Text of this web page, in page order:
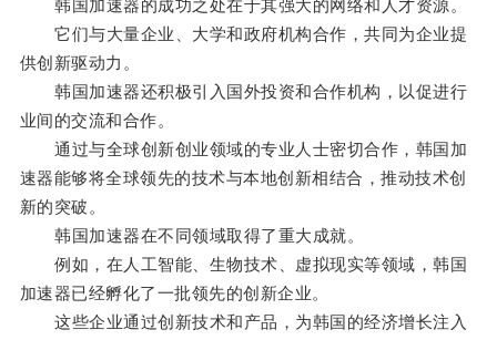
韩国加速器的成功之处在于其强大的网络和人才资源。
它们与大量企业、大学和政府机构合作，共同为企业提
供创新驱动力。
韩国加速器还积极引入国外投资和合作机构，以促进行
业间的交流和合作。
通过与全球创新创业领域的专业人士密切合作，韩国加
速器能够将全球领先的技术与本地创新相结合，推动技术创
新的突破。
韩国加速器在不同领域取得了重大成就。
例如，在人工智能、生物技术、虚拟现实等领域，韩国
加速器已经孵化了一批领先的创新企业。
这些企业通过创新技术和产品，为韩国的经济增长注入